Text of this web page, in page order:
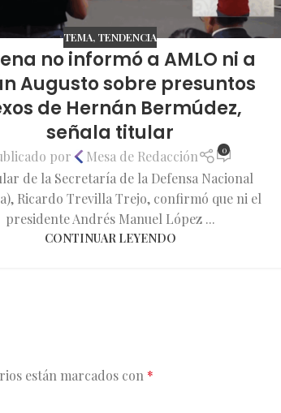
TEMA, TENDENCIA
no informó a AMLO ni a
Augusto sobre presuntos
de Hernán Bermúdez,
señala titular
por Mesa de Redacción 0
de la Secretaría de la Defensa Nacional
Ricardo Trevilla Trejo, confirmó que ni el
presidente Andrés Manuel López ...
CONTINUAR LEYENDO
están marcados con *